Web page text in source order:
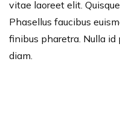
vitae laoreet elit.
Phasellus faucibus
finibus pharetra. Nulla
diam.